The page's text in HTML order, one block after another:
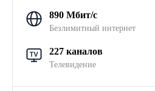
890 Мбит/с
Безлимитный интернет
227 каналов
Телевидение